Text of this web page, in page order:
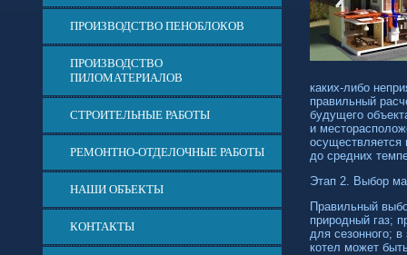
ПРОИЗВОДСТВО ПЕНОБЛОКОВ
ПРОИЗВОДСТВО
ПИЛОМАТЕРИАЛОВ
СТРОИТЕЛЬНЫЕ РАБОТЫ
РЕМОНТНО-ОТДЕЛОЧНЫЕ РАБОТЫ
НАШИ ОБЪЕКТЫ
КОНТАКТЫ
каких-либо
правильный
будущего
и
осуществляется
до средних
Этап 2. Выбор
Правильный
природный газ;
для сезонного;
котел может